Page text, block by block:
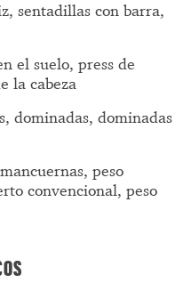
sentadillas con barra,
el suelo, press de
la cabeza
dominadas, dominadas
peso
convencional, peso